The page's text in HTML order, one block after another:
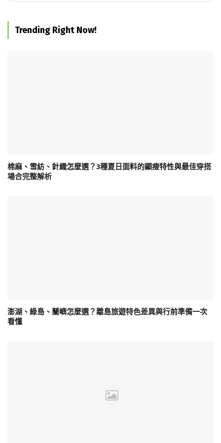
Trending Right Now!
棉麻、雪紡、針織怎麼選？3種夏日面料的顯瘦特性與最佳穿搭
場合完整解析
澎湖、綠島、蘭嶼怎麼選？離島旅遊特色差異與行前準備一次
看懂